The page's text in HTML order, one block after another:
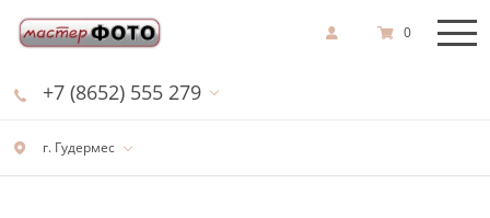
г. Гудермес
+7 (8652) 555 279
0